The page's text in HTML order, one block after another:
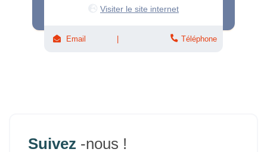
Visiter le site internet
Email Téléphone
Suivez -nous !